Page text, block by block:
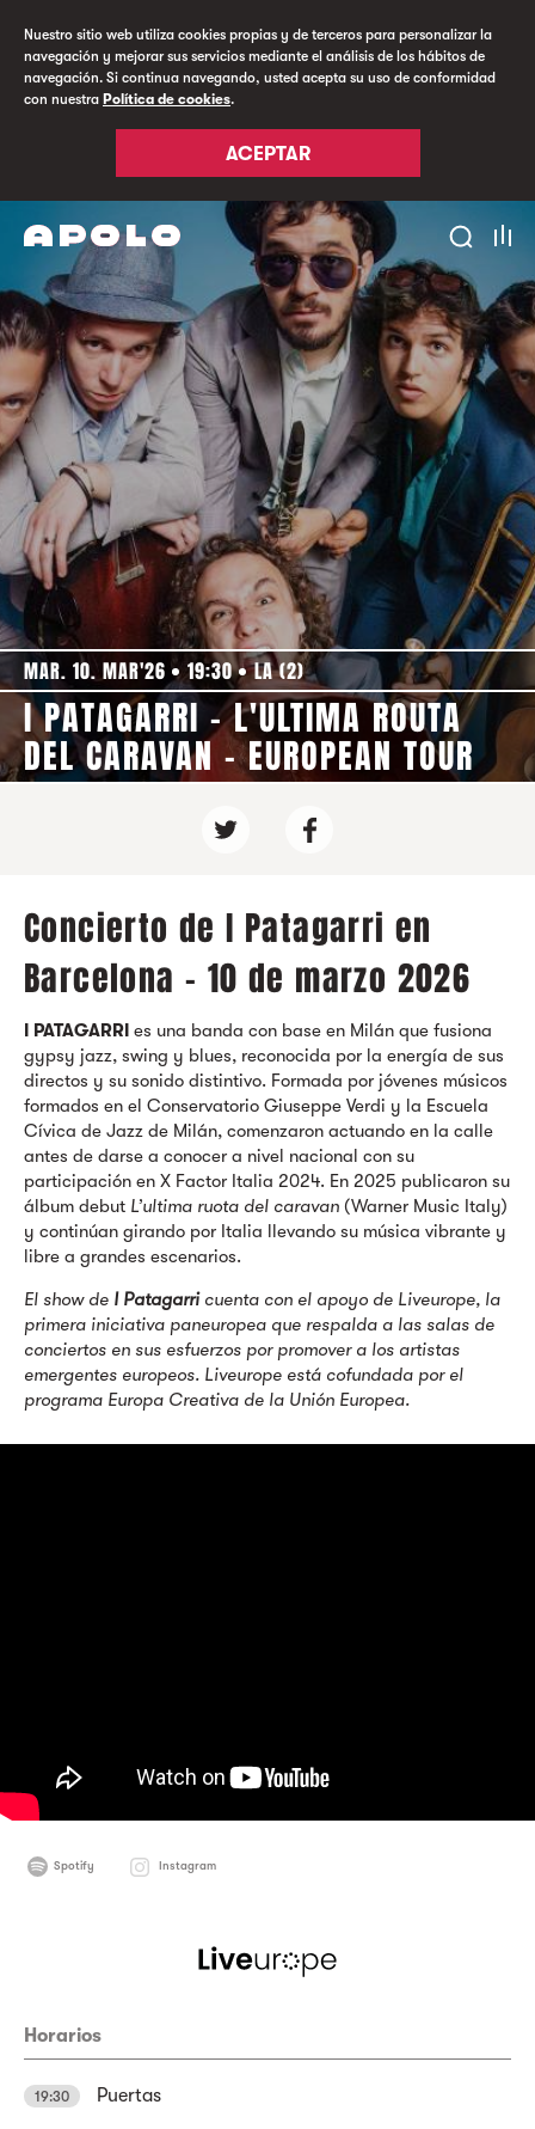
Nuestro sitio web utiliza cookies propias y de terceros para personalizar la
navegación y mejorar sus servicios mediante el análisis de los hábitos de
navegación. Si continua navegando, usted acepta su uso de conformidad
con nuestra Política de cookies.
ACEPTAR
MAR. 10. MAR'26 19:30 LA (2)
I PATAGARRI - L'ULTIMA ROUTA
DEL CARAVAN - EUROPEAN TOUR
Concierto de I Patagarri en
Barcelona - 10 de marzo 2026
I PATAGARRI es una banda con base en Milán que fusiona
gypsy jazz, swing y blues, reconocida por la energía de sus
directos y su sonido distintivo. Formada por jóvenes músicos
formados en el Conservatorio Giuseppe Verdi y la Escuela
Cívica de Jazz de Milán, comenzaron actuando en la calle
antes de darse a conocer a nivel nacional con su
participación en X Factor Italia 2024. En 2025 publicaron su
álbum debut L’ultima ruota del caravan (Warner Music Italy)
y continúan girando por Italia llevando su música vibrante y
libre a grandes escenarios.
El show de I Patagarri cuenta con el apoyo de Liveurope, la
primera iniciativa paneuropea que respalda a las salas de
conciertos en sus esfuerzos por promover a los artistas
emergentes europeos. Liveurope está cofundada por el
programa Europa Creativa de la Unión Europea.
Spotify Instagram
Horarios
19:30 Puertas